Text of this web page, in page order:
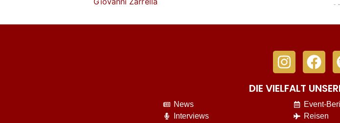
DIE VIELFALT
News
Interviews
Event-
Reisen